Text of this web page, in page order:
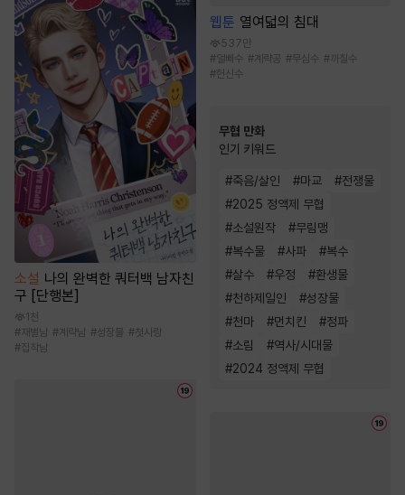
소설 나의 완벽한 쿼터백 남자친
구 [단행본]
1천
# 재벌남 # 계략남 #성장물 #첫사랑
#집착남
웹툰 열여덟의 침대
537만
#얼빠수 #계략공 #무심수 #까칠수
#헌신수
무협 만화
인기 키워드
#죽음/살인 #마교 #전쟁물
#2025 정액제 무협
#소설원작 #무림맹
#복수물 #사파 #복수
#살수 #우정 #환생물
#천하제일인 #성장물
#천마 #먼치킨 #정파
#소림 #역사/시대물
#2024 정액제 무협